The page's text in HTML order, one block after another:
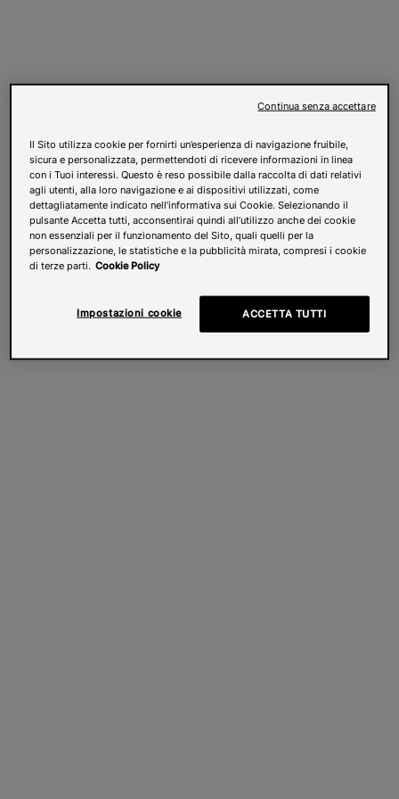
Il Sito utilizza cookie per fornirti un’esperienza di navigazione fruibile,
sicura e personalizzata, permettendoti di ricevere informazioni in linea
con i Tuoi interessi. Questo è reso possibile dalla raccolta di dati relativi
agli utenti, alla loro navigazione e ai dispositivi utilizzati, come
dettagliatamente indicato nell’informativa sui Cookie. Selezionando il
pulsante Accetta tutti, acconsentirai quindi all’utilizzo anche dei cookie
non essenziali per il funzionamento del Sito, quali quelli per la
personalizzazione, le statistiche e la pubblicità mirata, compresi i cookie
di terze parti. Cookie Policy
Impostazioni cookie ACCETTA TUTTI
Continua senza accettare